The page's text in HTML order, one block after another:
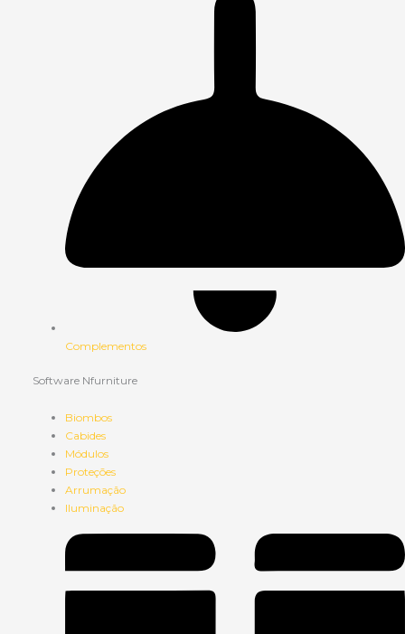
Complementos
Software Nfurniture
Biombos
Cabides
Módulos
Proteções
Arrumação
Iluminação